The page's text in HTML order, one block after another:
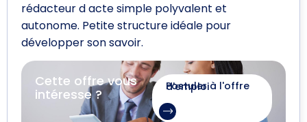
rédacteur d acte simple polyvalent et
autonome. Petite structure idéale pour
développer son savoir.
Cette offre vous
intéresse ?
Postuler à l'offre d'emploi